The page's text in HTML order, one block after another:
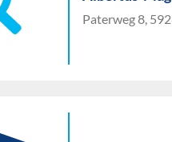
Paterweg 8,